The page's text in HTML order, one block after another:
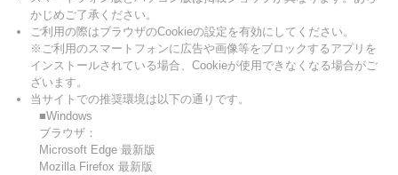
かじめご了承ください。
ご利用の際はブラウザのCookieの設定を有効にしてください。
※ご利用のスマートフォンに広告や画像等をブロックするアプリを
インストールされている場合、Cookieが使用できなくなる場合がご
ざいます。
当サイトでの推奨環境は以下の通りです。
■Windows
ブラウザ：
Microsoft Edge 最新版
Mozilla Firefox 最新版